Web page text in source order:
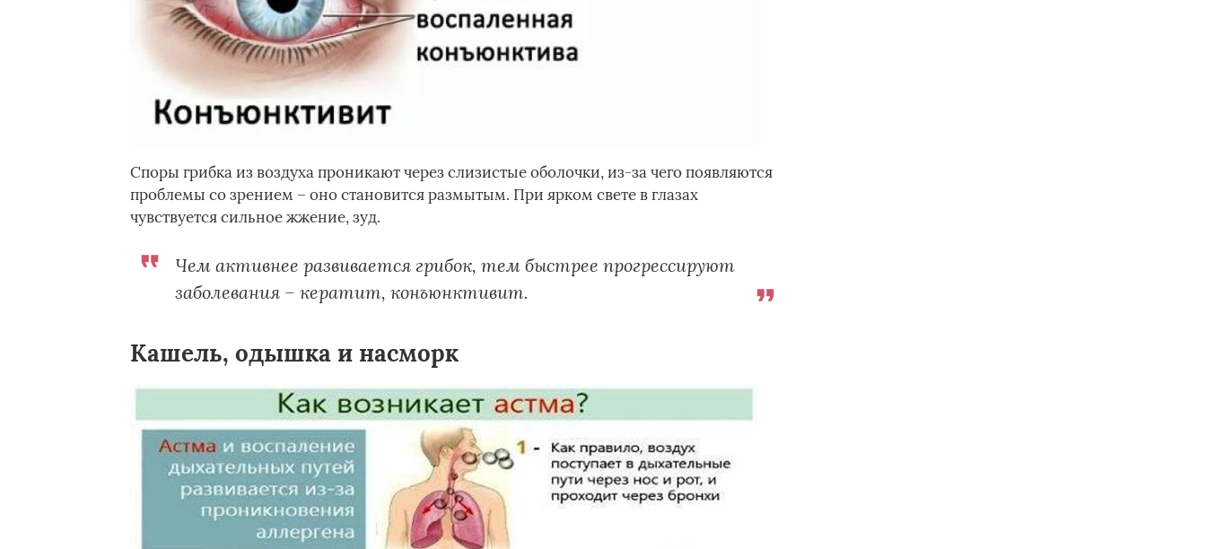
Споры грибка из воздуха проникают через слизистые оболочки, из-за чего появляются
проблемы со зрением – оно становится размытым. При ярком свете в глазах
чувствуется сильное жжение, зуд.
Чем активнее развивается грибок, тем быстрее прогрессируют
заболевания – кератит, конъюнктивит.
Кашель, одышка и насморк